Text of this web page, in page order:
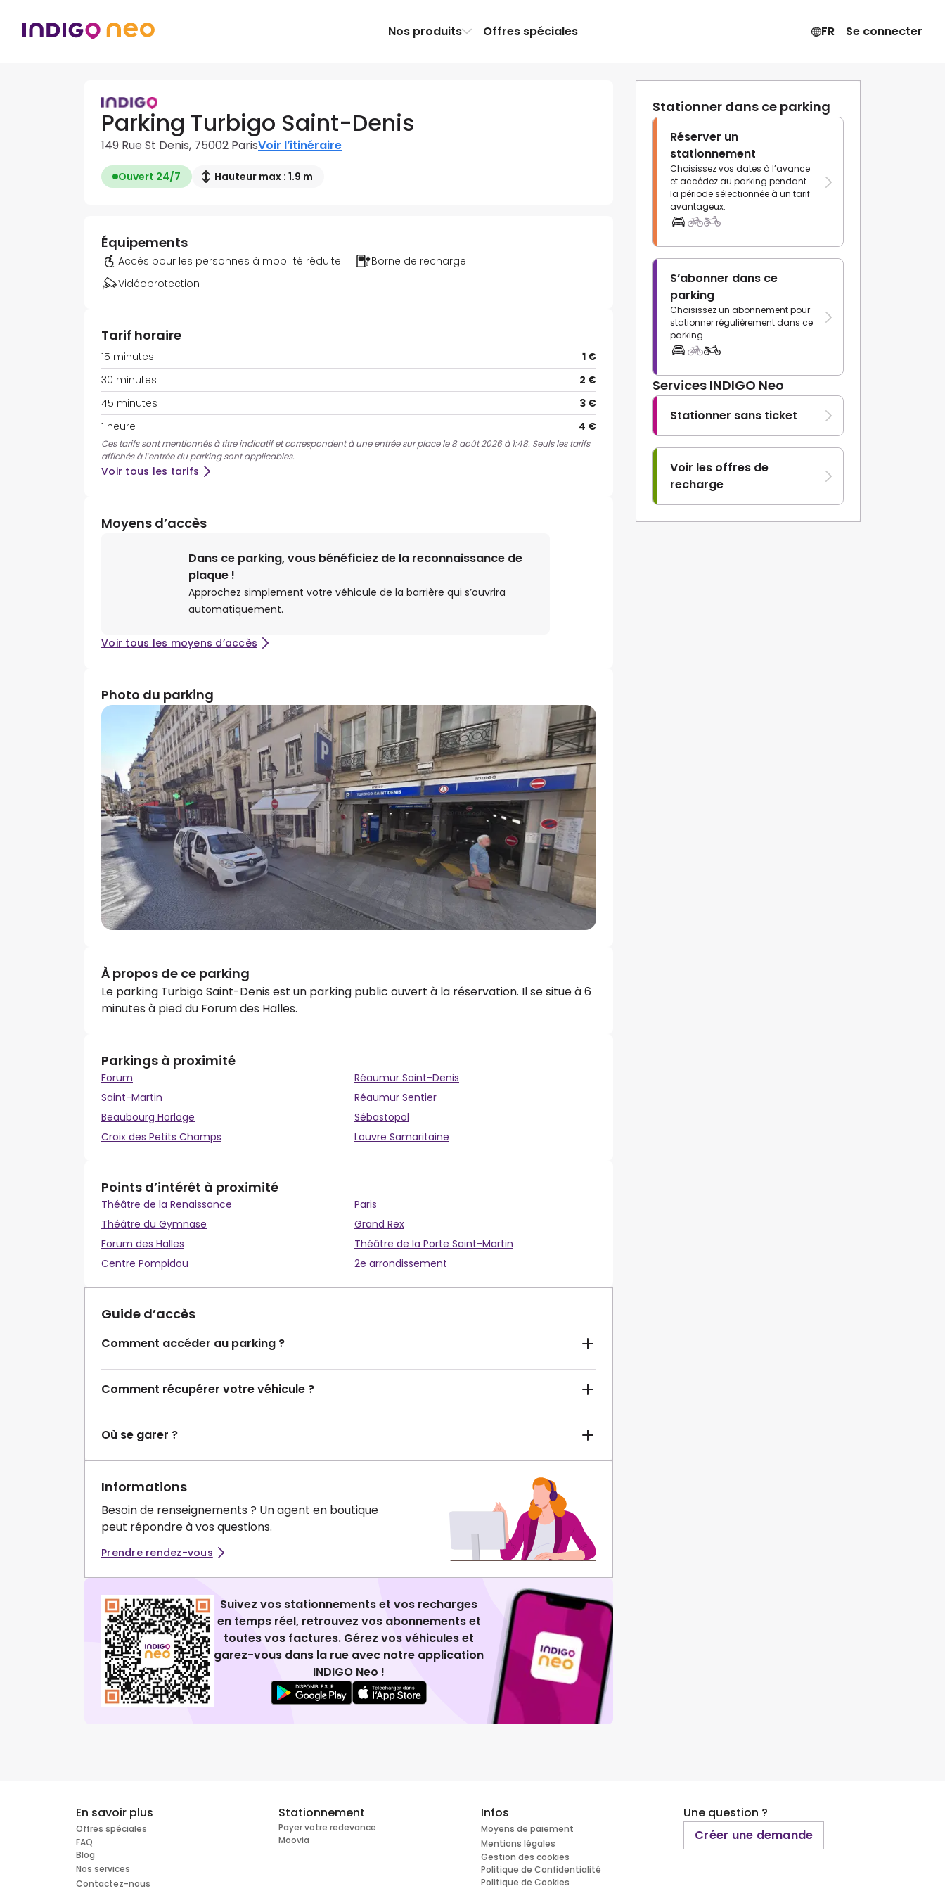
Nos produits Offres spéciales FR Se connecter
Parking Turbigo Saint-Denis
149 Rue St Denis, 75002 ParisVoir l’itinéraire
Ouvert 24/7 Hauteur max : 1.9 m
Stationner dans ce parking
Réserver un
stationnement
Choisissez vos dates à l’avance
et accédez au parking pendant
la période sélectionnée à un tarif
avantageux.
S’abonner dans ce
parking
Choisissez un abonnement pour
stationner régulièrement dans ce
parking.
Services INDIGO Neo
Stationner sans ticket
Voir les offres de
recharge
Équipements
Accès pour les personnes à mobilité réduite
Borne de recharge
Vidéoprotection
Tarif horaire
15 minutes
1 €
30 minutes
2 €
45 minutes
3 €
1 heure
4 €
Ces tarifs sont mentionnés à titre indicatif et correspondent à une entrée sur place le 8 août 2026 à 1:48. Seuls les tarifs
affichés à l’entrée du parking sont applicables.
Voir tous les tarifs
Moyens d’accès
Dans ce parking, vous bénéficiez de la reconnaissance de
plaque !
Approchez simplement votre véhicule de la barrière qui s’ouvrira
automatiquement.
Voir tous les moyens d’accès
Photo du parking
À propos de ce parking
Le parking Turbigo Saint-Denis est un parking public ouvert à la réservation. Il se situe à 6
minutes à pied du Forum des Halles.
Parkings à proximité
Forum
Réaumur Saint-Denis
Saint-Martin
Réaumur Sentier
Beaubourg Horloge
Sébastopol
Croix des Petits Champs
Louvre Samaritaine
Points d’intérêt à proximité
Théâtre de la Renaissance
Paris
Théâtre du Gymnase
Grand Rex
Forum des Halles
Théâtre de la Porte Saint-Martin
Centre Pompidou
2e arrondissement
Guide d’accès
Comment accéder au parking ?
Comment récupérer votre véhicule ?
Où se garer ?
Informations
Besoin de renseignements ? Un agent en boutique
peut répondre à vos questions.
Prendre rendez-vous
Suivez vos stationnements et vos recharges
en temps réel, retrouvez vos abonnements et
toutes vos factures. Gérez vos véhicules et
garez-vous dans la rue avec notre application
INDIGO Neo !
En savoir plus
Offres spéciales
FAQ
Blog
Nos services
Contactez-nous
Stationnement
Payer votre redevance
Moovia
Infos
Moyens de paiement
Mentions légales
Gestion des cookies
Politique de Confidentialité
Politique de Cookies
Une question ?
Créer une demande